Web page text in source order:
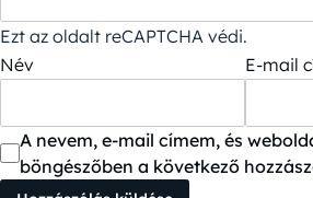
Ezt az oldalt reCAPTCHA védi.
Név
E-mail
A nevem, e-mail címem, és
böngészőben a következő